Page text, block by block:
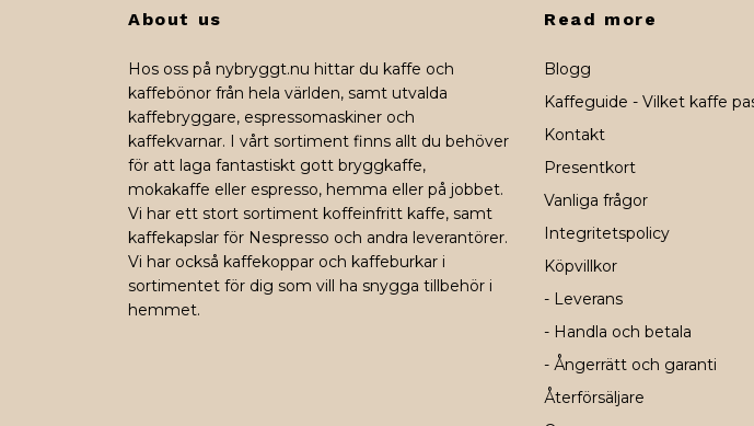
About us
Hos oss på nybryggt.nu hittar du kaffe och
kaffebönor från hela världen, samt utvalda
kaffebryggare, espressomaskiner och
kaffekvarnar. I vårt sortiment finns allt du behöver
för att laga fantastiskt gott bryggkaffe,
mokakaffe eller espresso, hemma eller på jobbet.
Vi har ett stort sortiment koffeinfritt kaffe, samt
kaffekapslar för Nespresso och andra leverantörer.
Vi har också kaffekoppar och kaffeburkar i
sortimentet för dig som vill ha snygga tillbehör i
hemmet.
Read more
Blogg
Kaffeguide - Vilket kaffe
Kontakt
Presentkort
Vanliga frågor
Integritetspolicy
Köpvillkor
- Leverans
- Handla och betala
- Ångerrätt och garanti
Återförsäljare